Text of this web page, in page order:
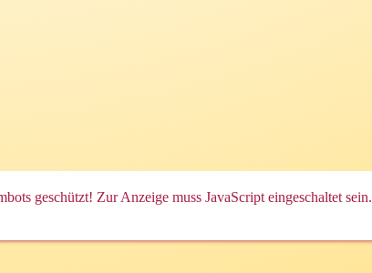
geschützt! Zur Anzeige muss JavaScript eingeschaltet sein.